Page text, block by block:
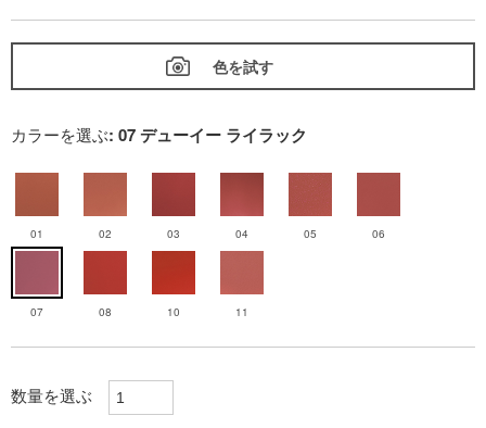
色を試す
カラーを選ぶ: 07 デューイー ライラック
01 02 03 04 05 06
07 08 10 11
数量を選ぶ